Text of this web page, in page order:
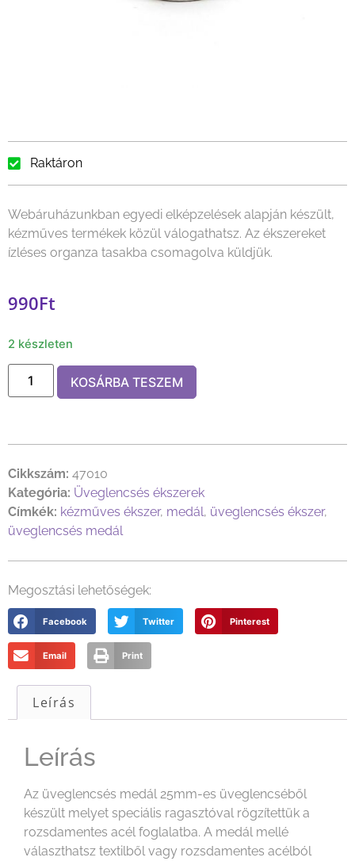
Raktáron
Webáruházunkban egyedi elképzelések alapján készült,
kézműves termékek közül válogathatsz. Az ékszereket
ízléses organza tasakba csomagolva küldjük.
990Ft
2 készleten
KOSÁRBA TESZEM
Cikkszám: 47010
Kategória: Üveglencsés ékszerek
Címkék: kézműves ékszer, medál, üveglencsés ékszer,
üveglencsés medál
Megosztási lehetőségek:
Facebook Twitter Pinterest
Email Print
Leírás
Leírás
Az üveglencsés medál 25mm-es üveglencséből
készült melyet speciális ragasztóval rögzítettük a
rozsdamentes acél foglalatba. A medál mellé
választhatsz textilből vagy rozsdamentes acélból